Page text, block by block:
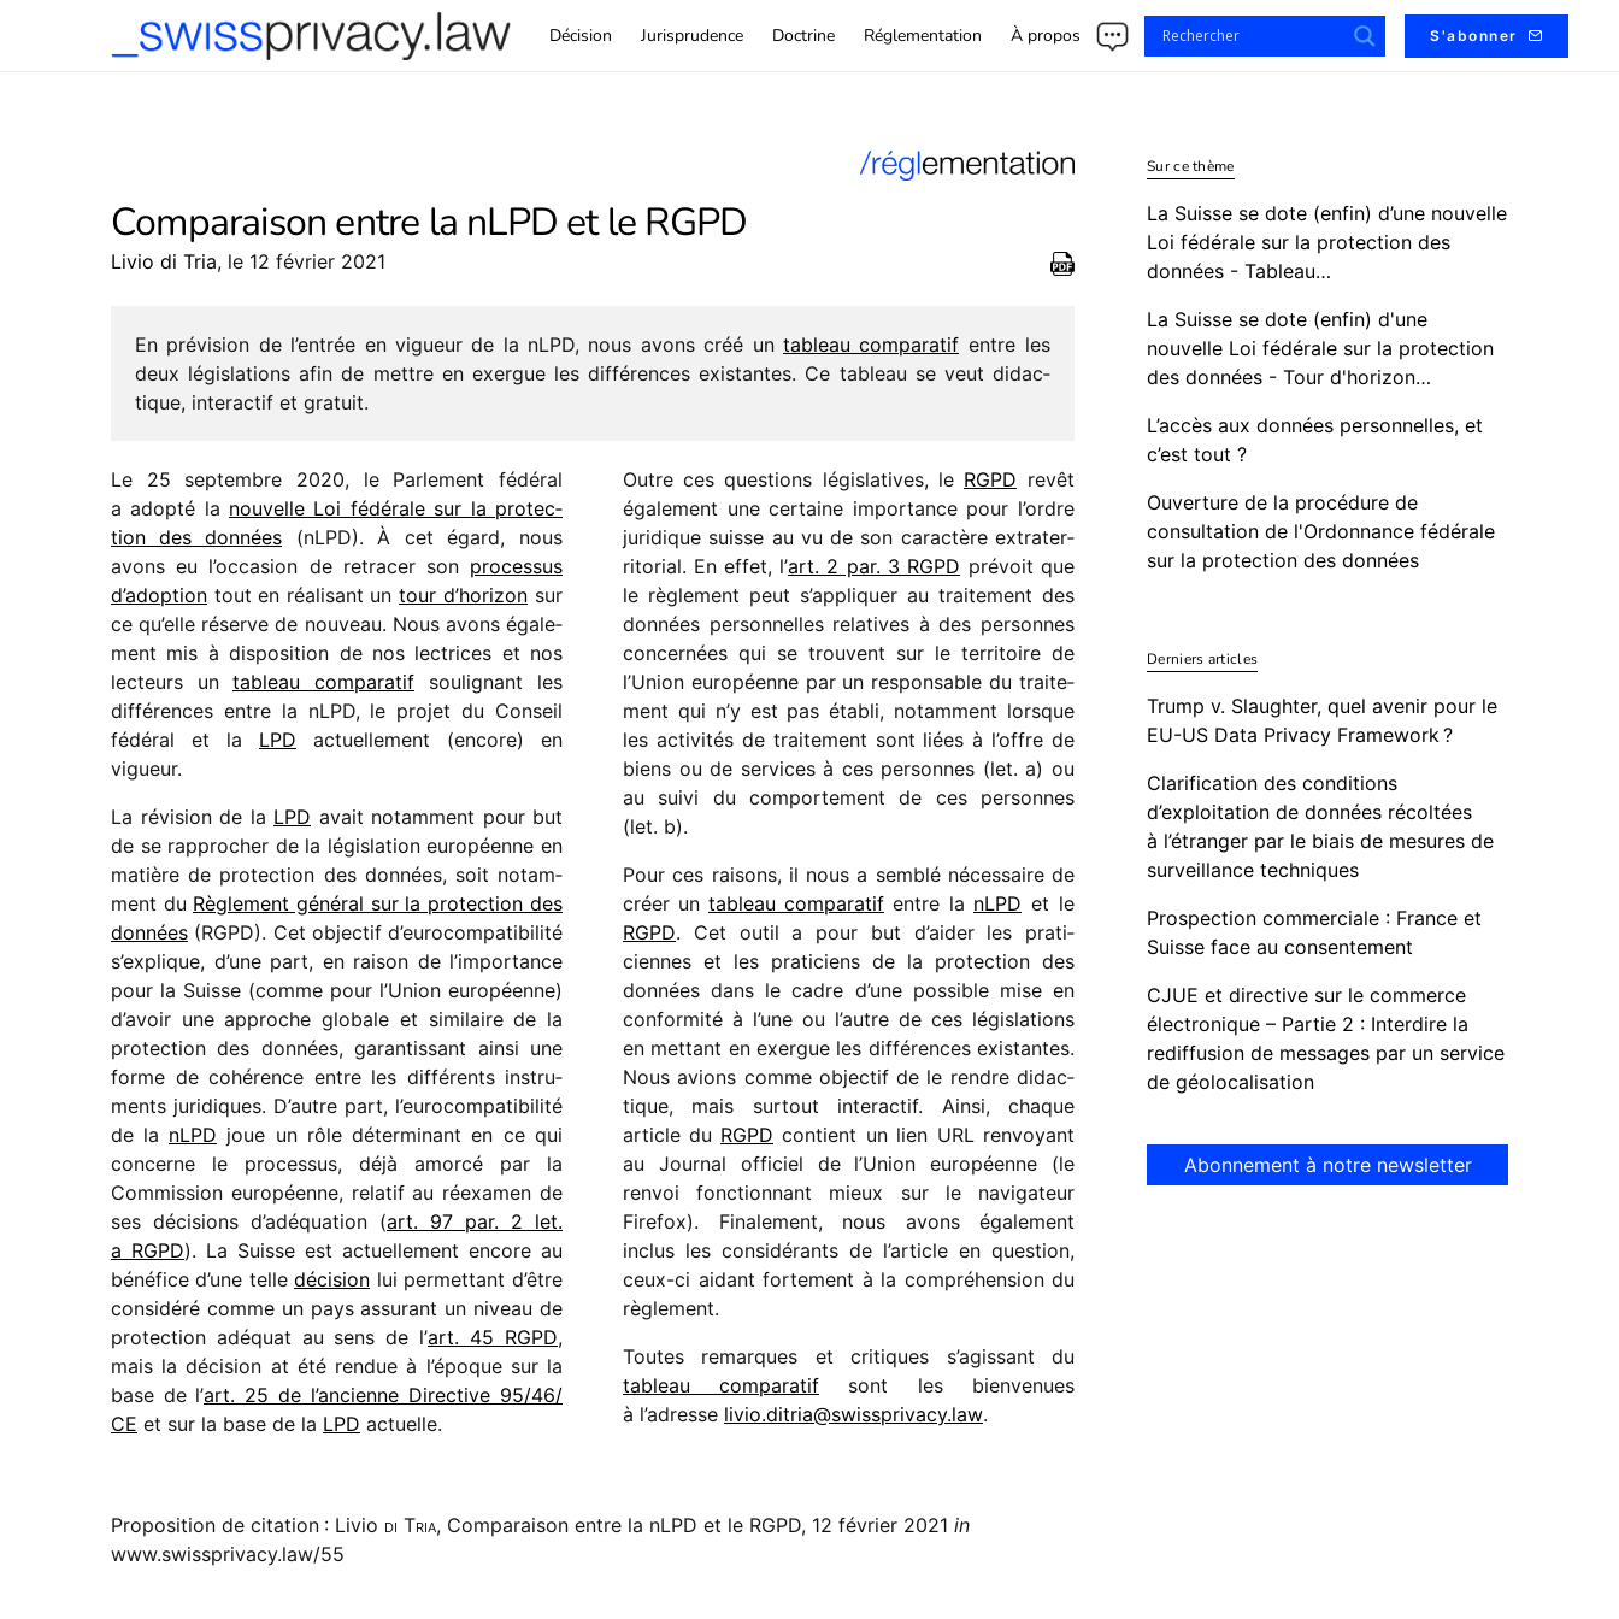
Décision Jurisprudence Doctrine Réglementation À propos S'abonner
Comparaison entre la nLPD et le RGPD
Livio di Tria, le 12 février 2021
En prévi­sion de l’entrée en vigueur de la nLPD, nous avons créé un tableau compa­ra­tif entre les
deux légis­la­tions afin de mettre en exergue les diffé­rences exis­tantes. Ce tableau se veut didac­
tique, inter­ac­tif et gratuit.
Le 25 septembre 2020, le Parlement fédé­ral
a adopté la nouvelle Loi fédé­rale sur la protec­
tion des données (nLPD). À cet égard, nous
avons eu l’occasion de retra­cer son proces­sus
d’adop­tion tout en réali­sant un tour d’horizon sur
ce qu’elle réserve de nouveau. Nous avons égale­
ment mis à dispo­si­tion de nos lectrices et nos
lecteurs un tableau compa­ra­tif souli­gnant les
diffé­rences entre la nLPD, le projet du Conseil
fédé­ral et la LPD actuel­le­ment (encore) en
vigueur.
La révi­sion de la LPD avait notam­ment pour but
de se rappro­cher de la légis­la­tion euro­péenne en
matière de protec­tion des données, soit notam­
ment du Règlement géné­ral sur la protec­tion des
données (RGPD). Cet objec­tif d’eurocompatibilité
s’explique, d’une part, en raison de l’im­por­tance
pour la Suisse (comme pour l’Union euro­péenne)
d’avoir une approche globale et simi­laire de la
protec­tion des données, garan­tis­sant ainsi une
forme de cohé­rence entre les diffé­rents instru­
ments juri­diques. D’autre part, l’eurocompatibilité
de la nLPD joue un rôle déter­mi­nant en ce qui
concerne le proces­sus, déjà amorcé par la
Commission euro­péenne, rela­tif au réexa­men de
ses déci­sions d’adé­qua­tion (art. 97 par. 2 let.
a RGPD). La Suisse est actuel­le­ment encore au
béné­fice d’une telle déci­sion lui permet­tant d’être
consi­déré comme un pays assu­rant un niveau de
protec­tion adéquat au sens de l’art. 45 RGPD,
mais la déci­sion at été rendue à l’époque sur la
base de l’art. 25 de l’an­cienne Directive 95/​46/​
CE et sur la base de la LPD actuelle.
Outre ces ques­tions légis­la­tives, le RGPD revêt
égale­ment une certaine impor­tance pour l’ordre
juri­dique suisse au vu de son carac­tère extra­ter­
ri­to­rial. En effet, l’art. 2 par. 3 RGPD prévoit que
le règle­ment peut s’ap­pli­quer au trai­te­ment des
données person­nelles rela­tives à des personnes
concer­nées qui se trouvent sur le terri­toire de
l’Union euro­péenne par un respon­sable du trai­te­
ment qui n’y est pas établi, notam­ment lorsque
les acti­vi­tés de trai­te­ment sont liées à l’offre de
biens ou de services à ces personnes (let. a) ou
au suivi du compor­te­ment de ces personnes
(let. b).
Pour ces raisons, il nous a semblé néces­saire de
créer un tableau compa­ra­tif entre la nLPD et le
RGPD. Cet outil a pour but d’aider les prati­
ciennes et les prati­ciens de la protec­tion des
données dans le cadre d’une possible mise en
confor­mité à l’une ou l’autre de ces légis­la­tions
en mettant en exergue les diffé­rences exis­tantes.
Nous avions comme objec­tif de le rendre didac­
tique, mais surtout inter­ac­tif. Ainsi, chaque
article du RGPD contient un lien URL renvoyant
au Journal offi­ciel de l’Union euro­péenne (le
renvoi fonc­tion­nant mieux sur le navi­ga­teur
Firefox). Finalement, nous avons égale­ment
inclus les consi­dé­rants de l’ar­ticle en ques­tion,
ceux-ci aidant forte­ment à la compré­hen­sion du
règlement.
Toutes remarques et critiques s’agissant du
tableau compa­ra­tif sont les bien­ve­nues
à l’adresse livio.​ditria@​swissprivacy.​law.
Proposition de citation : Livio di Tria, Comparaison entre la nLPD et le RGPD, 12 février 2021 in
www.swissprivacy.law/55
Sur ce thème
La Suisse se dote (enfin) d’une nouvelle
Loi fédérale sur la protection des
données - Tableau…
La Suisse se dote (enfin) d'une
nouvelle Loi fédérale sur la protection
des données - Tour d'horizon…
L’accès aux données personnelles, et
c’est tout ?
Ouverture de la procédure de
consultation de l'Ordonnance fédérale
sur la protection des données
Derniers articles
Trump v. Slaughter, quel avenir pour le
EU-US Data Privacy Framework ?
Clarification des conditions
d’exploitation de données récoltées
à l’étranger par le biais de mesures de
surveillance techniques
Prospection commerciale : France et
Suisse face au consentement
CJUE et directive sur le commerce
électronique – Partie 2 : Interdire la
rediffusion de messages par un service
de géolocalisation
Abonnement à notre newsletter